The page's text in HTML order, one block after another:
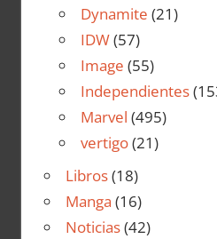
Dynamite (21)
IDW(57)
Image (55)
Independientes
Marvel (495)
vertigo(21)
Libros(18)
Manga (16)
Noticias(42)